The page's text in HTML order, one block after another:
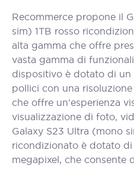
Recommerce propone il
sim) 1TB rosso
alta gamma che offre
vasta gamma di
dispositivo è dotato di
pollici con una
che offre un'esperienza
visualizzazione di foto,
Galaxy S23 Ultra (mono
ricondizionato è dotato
megapixel, che consente